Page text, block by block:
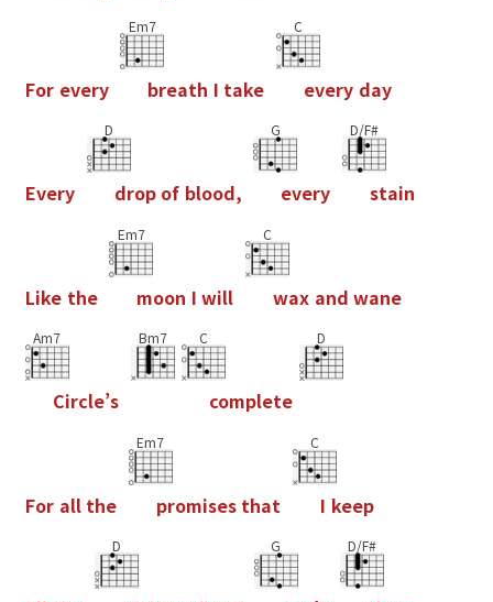
For every
Em7
breath I take
C
every day
Every
D
drop of blood,
G
every
D/F#
stain
Like the
Em7
moon I will
C
wax and wane
Am7
Circle’s
Bm7 C
complete
D
For all the
Em7
promises that
C
I keep
D G D/F#